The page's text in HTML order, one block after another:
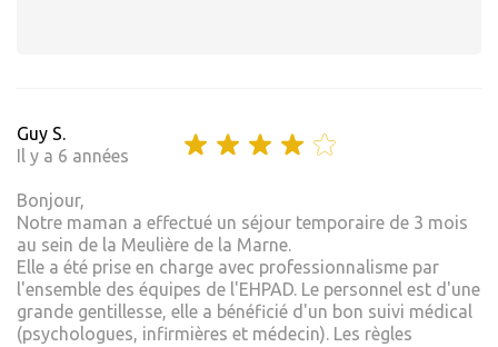
Guy S.
Il y a 6 années
Bonjour,
Notre maman a effectué un séjour temporaire de 3 mois
au sein de la Meulière de la Marne.
Elle a été prise en charge avec professionnalisme par
l'ensemble des équipes de l'EHPAD. Le personnel est d'une
grande gentillesse, elle a bénéficié d'un bon suivi médical
(psychologues, infirmières et médecin). Les règles